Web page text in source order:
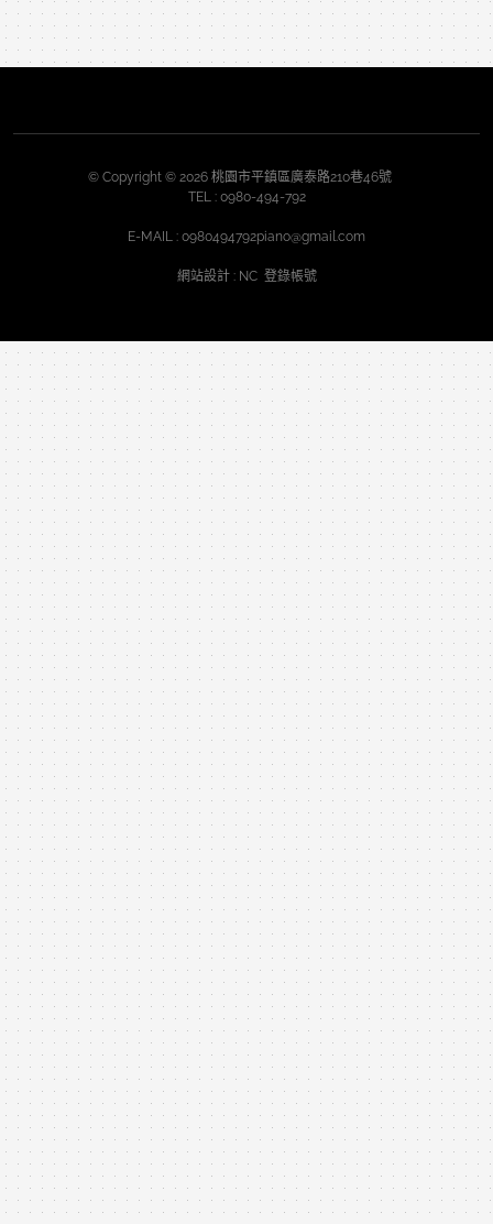
© Copyright © 2026 桃園市平鎮區廣泰路210巷46號
TEL : 0980-494-792
E-MAIL : 0980494792piano@gmail.com
網站設計: NC 登錄帳號